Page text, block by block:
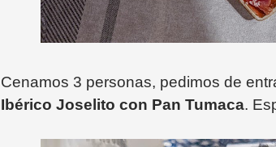
Cenamos 3 personas, pedimos de
Ibérico Joselito con Pan Tumaca.